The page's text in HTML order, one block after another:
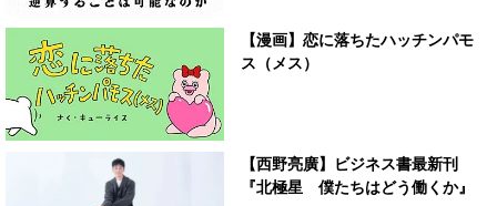
【漫画】恋に落ちたハッチンパモ
ス（メス）
【西野亮廣】ビジネス書最新刊
『北極星 僕たちはどう働くか』